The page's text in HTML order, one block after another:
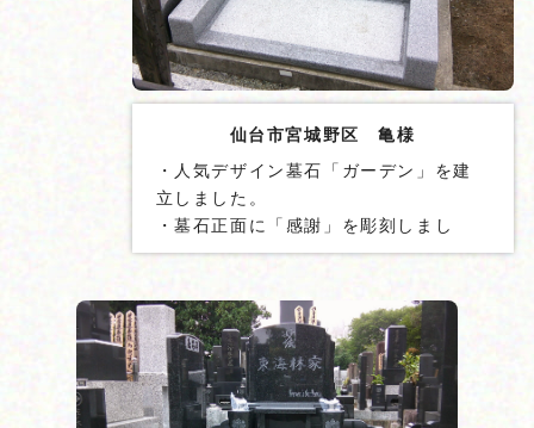
仙台市宮城野区 亀様
・人気デザイン墓石「ガーデン」を建
立しました。
・墓石正面に「感謝」を彫刻しまし
た。
た。